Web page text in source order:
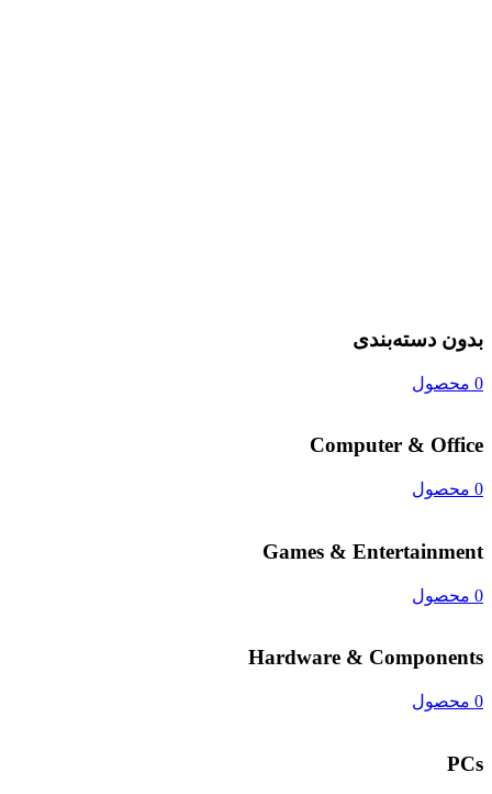
بدون دسته‌بندی
0 محصول
Computer & Office
0 محصول
Games & Entertainment
0 محصول
Hardware & Components
0 محصول
PCs